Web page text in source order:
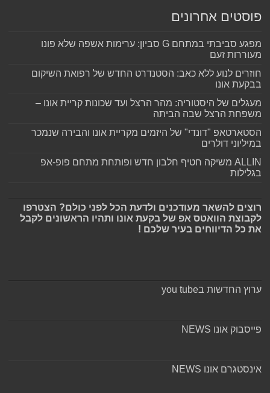
פוסטים אחרונים
מפגע סביבתי במתחם G סביון: ערימות אשפה שלא פונו
מעוררות זעם
חוזרים לנוע ללא כאב: הסטנדרט החדש של רפואת השיקום
בבקעת אונו
מעגלים של היסטוריה: מהר הרצל ועד שכונות קריית אונו –
משפחת הרצל שבה הביתה
הסטארטאפ "דונדי" של היזמים מקריית אונו והבירה שנמכר
במיליוני דולרים
ALLIN משיקה חטיף חלבון חדש ופותחת מתחם פופ-אפ
בגלילות
רוצים להשאר מעודכנים ולדעת הכל לפני כולם? הצטרפו
לקבוצת הוואטס אפ של בקעת אונו ותהיו הראשונים לקבל
את כל הדיווחים בעיר שלכם !
ערוץ החדשות בyou tube
פייסבוק אונו NEWS
אינסטגרם אונו NEWS